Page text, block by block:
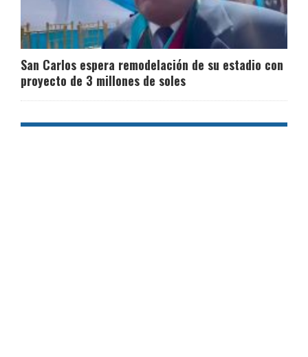
San Carlos espera remodelación de su estadio con
proyecto de 3 millones de soles